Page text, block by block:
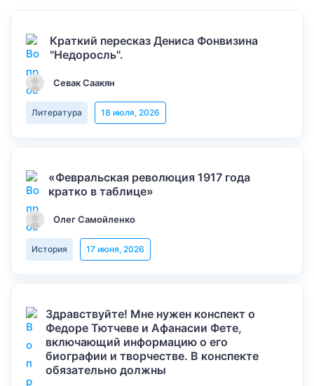
Краткий пересказ Дениса Фонвизина
"Недоросль".
Севак Саакян
Литература 18 июля, 2026
«Февральская революция 1917 года
кратко в таблице»
Олег Самойленко
История 17 июня, 2026
Здравствуйте! Мне нужен конспект о
Федоре Тютчеве и Афанасии Фете,
включающий информацию о его
биографии и творчестве. В конспекте
обязательно должны